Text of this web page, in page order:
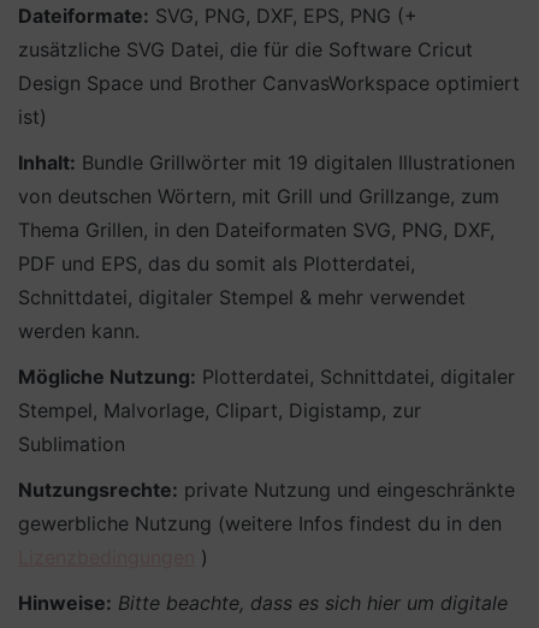
Dateiformate: SVG, PNG, DXF, EPS, PNG (+
zusätzliche SVG Datei, die für die Software Cricut
Design Space und Brother CanvasWorkspace optimiert
ist)
Inhalt: Bundle Grillwörter mit 19 digitalen Illustrationen
von deutschen Wörtern, mit Grill und Grillzange, zum
Thema Grillen, in den Dateiformaten SVG, PNG, DXF,
PDF und EPS, das du somit als Plotterdatei,
Schnittdatei, digitaler Stempel & mehr verwendet
werden kann.
Mögliche Nutzung: Plotterdatei, Schnittdatei, digitaler
Stempel, Malvorlage, Clipart, Digistamp, zur
Sublimation
Nutzungsrechte: private Nutzung und eingeschränkte
gewerbliche Nutzung (weitere Infos findest du in den
)
Hinweise: Bitte beachte, dass es sich hier um digitale